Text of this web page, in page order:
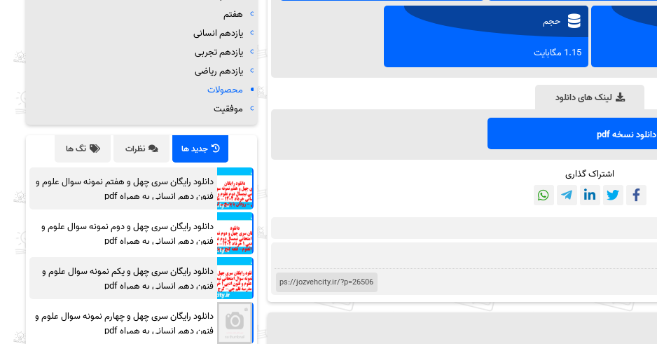
حجم
1.15 مگابایت
لینک های دانلود
دانلود نسخه pdf
اشتراک گذاری
هفتم
یازدهم انسانی
یازدهم تجربی
یازدهم ریاضی
محصولات
موفقیت
جدید ها نظرات تگ ها
دانلود رایگان سری چهل و هفتم نمونه سوال علوم و
فنون دهم انسانی به همراه pdf
دانلود رایگان سری چهل و دوم نمونه سوال علوم و
فنون دهم انسانی به همراه pdf
دانلود رایگان سری چهل و یکم نمونه سوال علوم و
فنون دهم انسانی به همراه pdf
دانلود رایگان سری چهل و چهارم نمونه سوال علوم و
فنون دهم انسانی به همراه pdf